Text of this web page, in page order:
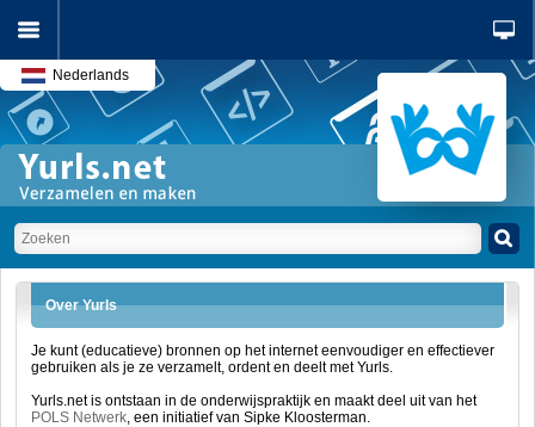
Nederlands
Over Yurls
Je kunt (educatieve) bronnen op het internet eenvoudiger en effectiever
gebruiken als je ze verzamelt, ordent en deelt met Yurls.
Yurls.net is ontstaan in de onderwijspraktijk en maakt deel uit van het
POLS Netwerk, een initiatief van Sipke Kloosterman.